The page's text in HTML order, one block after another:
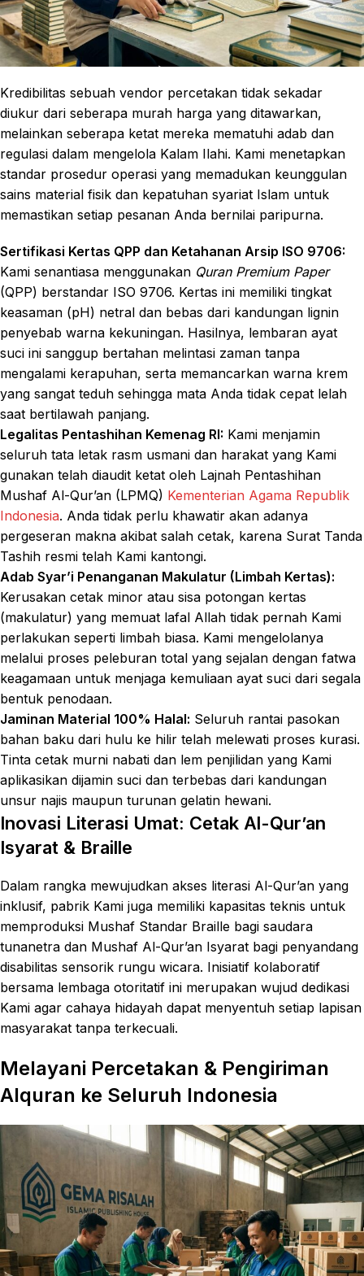
Kredibilitas sebuah vendor percetakan tidak sekadar
diukur dari seberapa murah harga yang ditawarkan,
melainkan seberapa ketat mereka mematuhi adab dan
regulasi dalam mengelola Kalam Ilahi. Kami menetapkan
standar prosedur operasi yang memadukan keunggulan
sains material fisik dan kepatuhan syariat Islam untuk
memastikan setiap pesanan Anda bernilai paripurna.
Sertifikasi Kertas QPP dan Ketahanan Arsip ISO 9706:
Kami senantiasa menggunakan Quran Premium Paper
(QPP) berstandar ISO 9706. Kertas ini memiliki tingkat
keasaman (pH) netral dan bebas dari kandungan lignin
penyebab warna kekuningan. Hasilnya, lembaran ayat
suci ini sanggup bertahan melintasi zaman tanpa
mengalami kerapuhan, serta memancarkan warna krem
yang sangat teduh sehingga mata Anda tidak cepat lelah
saat bertilawah panjang.
Legalitas Pentashihan Kemenag RI: Kami menjamin
seluruh tata letak rasm usmani dan harakat yang Kami
gunakan telah diaudit ketat oleh Lajnah Pentashihan
Mushaf Al-Qur’an (LPMQ) Kementerian Agama Republik
Indonesia. Anda tidak perlu khawatir akan adanya
pergeseran makna akibat salah cetak, karena Surat Tanda
Tashih resmi telah Kami kantongi.
Adab Syar’i Penanganan Makulatur (Limbah Kertas):
Kerusakan cetak minor atau sisa potongan kertas
(makulatur) yang memuat lafal Allah tidak pernah Kami
perlakukan seperti limbah biasa. Kami mengelolanya
melalui proses peleburan total yang sejalan dengan fatwa
keagamaan untuk menjaga kemuliaan ayat suci dari segala
bentuk penodaan.
Jaminan Material 100% Halal: Seluruh rantai pasokan
bahan baku dari hulu ke hilir telah melewati proses kurasi.
Tinta cetak murni nabati dan lem penjilidan yang Kami
aplikasikan dijamin suci dan terbebas dari kandungan
unsur najis maupun turunan gelatin hewani.
Inovasi Literasi Umat: Cetak Al-Qur’an
Isyarat & Braille
Dalam rangka mewujudkan akses literasi Al-Qur’an yang
inklusif, pabrik Kami juga memiliki kapasitas teknis untuk
memproduksi Mushaf Standar Braille bagi saudara
tunanetra dan Mushaf Al-Qur’an Isyarat bagi penyandang
disabilitas sensorik rungu wicara. Inisiatif kolaboratif
bersama lembaga otoritatif ini merupakan wujud dedikasi
Kami agar cahaya hidayah dapat menyentuh setiap lapisan
masyarakat tanpa terkecuali.
Melayani Percetakan & Pengiriman
Alquran ke Seluruh Indonesia